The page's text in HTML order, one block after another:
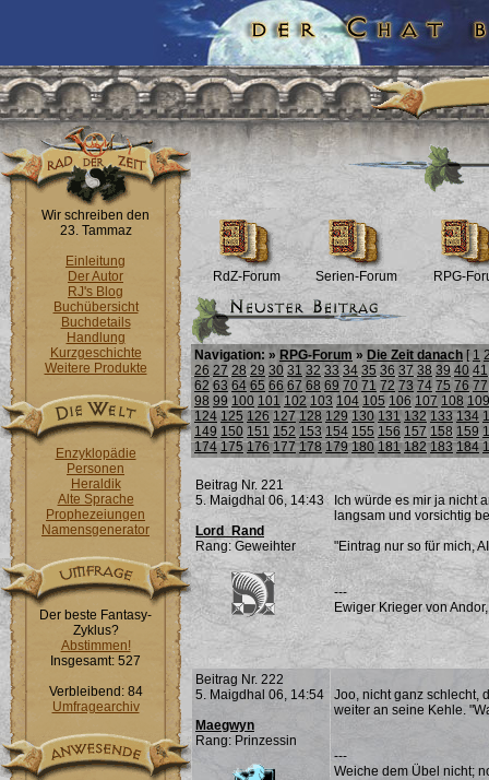
Wir schreiben den
23. Tammaz
Einleitung
Der Autor
RJ's Blog
Buchübersicht
Buchdetails
Handlung
Kurzgeschichte
Weitere Produkte
Enzyklopädie
Personen
Heraldik
Alte Sprache
Prophezeiungen
Namensgenerator
Der beste Fantasy-
Zyklus?
Abstimmen!
Insgesamt: 527
Verbleibend: 84
Umfragearchiv
RdZ-Forum Serien-Forum RPG-
Navigation: » RPG-Forum » Die Zeit danach [1
26 27 28 29 30 31 32 33 34 35 36 37 38 39 40 41
62 63 64 65 66 67 68 69 70 71 72 73 74 75 76 77
98 99 100 101 102 103 104 105 106 107 108 109
124 125 126 127 128 129 130 131 132 133 134
149 150 151 152 153 154 155 156 157 158 159
174 175 176 177 178 179 180 181 182 183 184
Beitrag Nr. 221
5. Maigdhal 06, 14:43
Lord_Rand
Rang: Geweihter
Ich würde es mir ja nicht
langsam und vorsichtig
"Eintrag nur so für mich,
---
Ewiger Krieger von
Beitrag Nr. 222
5. Maigdhal 06, 14:54
Maegwyn
Rang: Prinzessin
Joo, nicht ganz schlecht,
weiter an seine Kehle.
---
Weiche dem Übel nicht;